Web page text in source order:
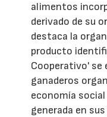
alimentos
derivado de su
destaca la
producto
Cooperativo'
ganaderos
economía
generada en